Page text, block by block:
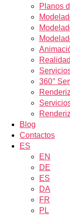
Planos
360°
Blog
Contactos
ES
EN
DE
ES
DA
FR
PL